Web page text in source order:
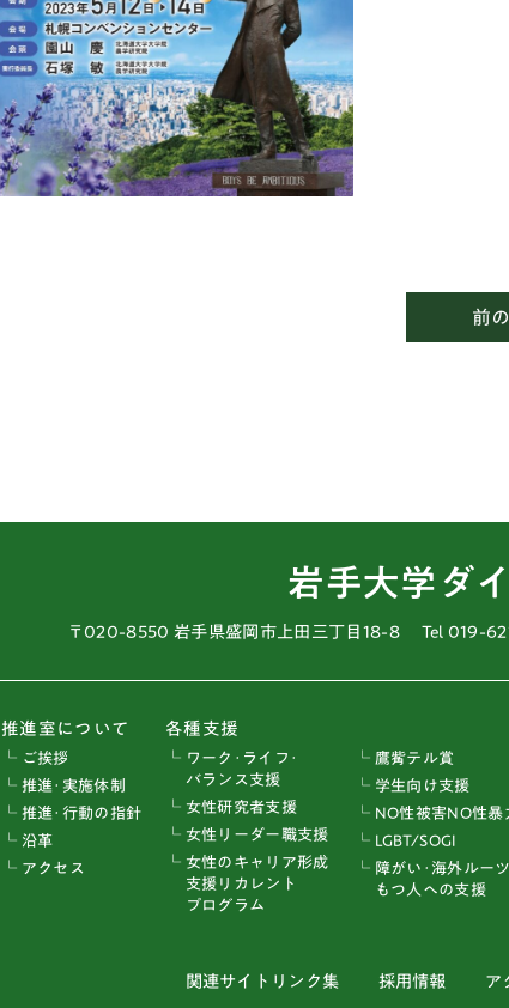
前
岩手大学ダ
〒020-8550 岩手県盛岡市上田三丁目18-8 Tel 019-
推進室について
└ ご挨拶
└ 推進･実施体制
└ 推進･行動の指針
└ 沿革
└ アクセス
各種支援
└ ワーク･ライフ･
バランス支援
└ 女性研究者支援
└ 女性リーダー職支援
└ 女性のキャリア形成
支援リカレント
プログラム
└ 鷹觜テル賞
└ 学生向け支援
└ NO性被害NO性暴
└ LGBT/SOGI
└ 障がい･海外ルー
もつ人への支援
関連サイトリンク集 採用情報 ア